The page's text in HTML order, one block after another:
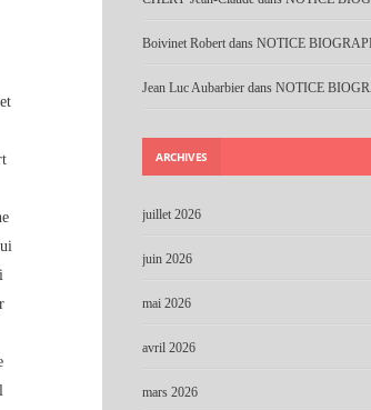
Boivinet Robert dans NOTICE
Jean Luc Aubarbier dans NOTICE
ARCHIVES
juillet 2026
juin 2026
mai 2026
avril 2026
mars 2026